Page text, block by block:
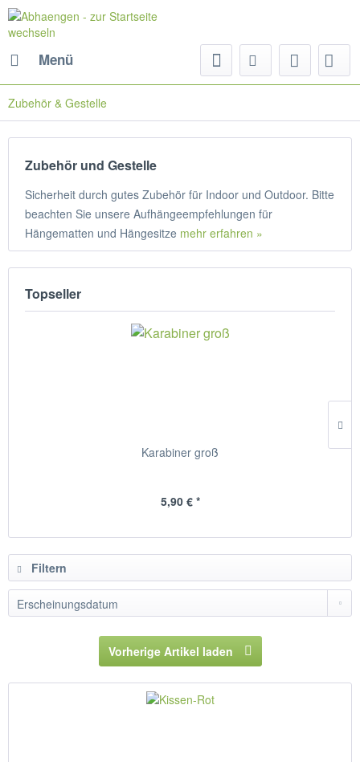
Menü
Zubehör & Gestelle
Zubehör und Gestelle
Sicherheit durch gutes Zubehör für Indoor und Outdoor. Bitte
beachten Sie unsere Aufhängeempfehlungen für
Hängematten und Hängesitze mehr erfahren »
Topseller
Karabiner groß
5,90 € *
Filtern
Vorherige Artikel laden